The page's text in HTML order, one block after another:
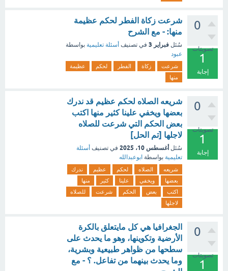
0
تصويتات
1
إجابة
شرعت زكاة الفطر لحكم عظيمة
منها: - مع الشرح
سُئل فبراير 3 في تصنيف أسئلة تعليمية بواسطة
عبود
شرعت زكاة الفطر لحكم
عظيمة
منها
0
تصويتات
1
إجابة
شريعه الصلاه لحكم عظيم قد ندرك
بعضها ويخفي علينا كثير منها اكتب
بعض الحكم التي شرعت للصلاه
لاجلها [تم الحل]
سُئل أغسطس 10، 2025 في تصنيف أسئلة
تعليمية بواسطة ابوعبدالله
شريعه الصلاه لحكم عظيم
ندرك
بعضها
ويخفي علينا كثير
منها
اكتب
بعض الحكم شرعت
للصلاه
لاجلها
0
تصويتات
1
الجغرافيا هي كل مايتعلق بالكرة
الأرضية وتكوينها، وهو ما يحدث على
سطحها من ظواهر طبيعية وبشرية،
وما يحدث بينهما من تفاعل. ؟ - مع